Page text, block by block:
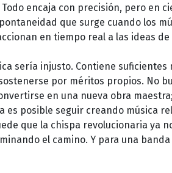
encaja con precisión, pero en
que surge cuando los
en tiempo real a las ideas de
sería injusto. Contiene suficientes
por méritos propios. No
en una nueva obra
es posible seguir creando música
que la chispa revolucionaria ya
el camino. Y para una banda